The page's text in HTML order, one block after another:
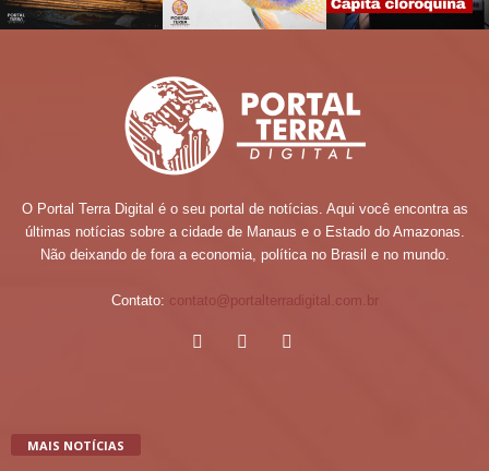
O Portal Terra Digital é o seu portal de notícias. Aqui você encontra as
últimas notícias sobre a cidade de Manaus e o Estado do Amazonas.
Não deixando de fora a economia, política no Brasil e no mundo.
Contato: contato@portalterradigital.com.br
MAIS NOTÍCIAS